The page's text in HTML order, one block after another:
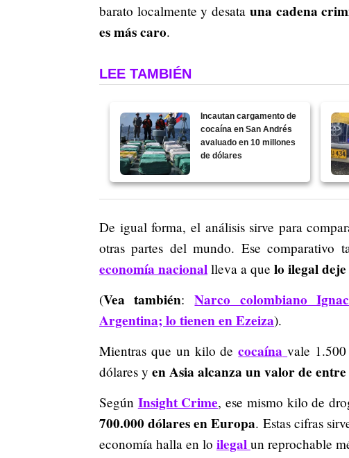
barato localmente y desata una cadena
es más caro.
LEE TAMBIÉN
Incautan cargamento de
cocaína en San Andrés
avaluado en 10 millones
de dólares
De igual forma, el análisis sirve para
otras partes del mundo. Ese comparativo
economía nacional lleva a que lo ilegal
(Vea también:Narco colombiano
Argentina; lo tienen en Ezeiza).
Mientras que un kilo decocaína vale
dólares y en Asia alcanza un valor de
Según Insight Crime, ese mismo kilo de
700.000 dólares en Europa. Estas cifras
economía halla en lo ilegal un reprochable